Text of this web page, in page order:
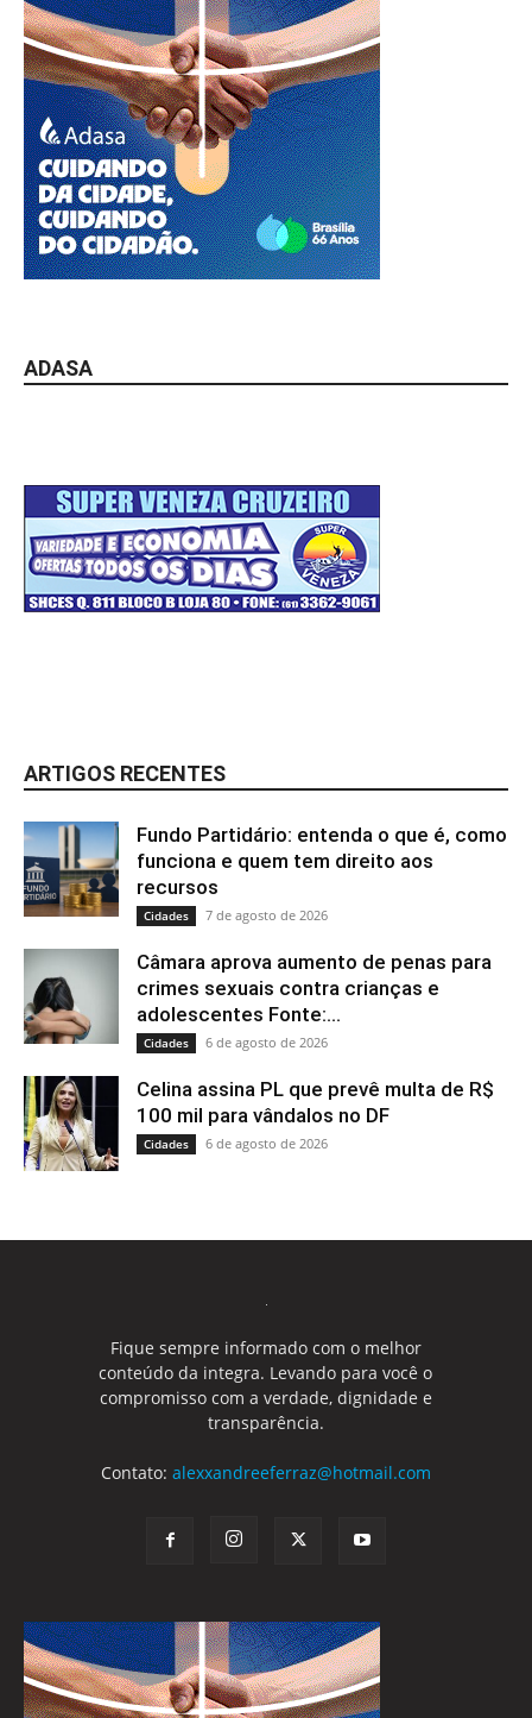
ADASA
ARTIGOS RECENTES
Fundo Partidário: entenda o que é, como
funciona e quem tem direito aos
recursos
Cidades 7 de agosto de 2026
Câmara aprova aumento de penas para
crimes sexuais contra crianças e
adolescentes Fonte:...
Cidades 6 de agosto de 2026
Celina assina PL que prevê multa de R$
100 mil para vândalos no DF
Cidades 6 de agosto de 2026
Fique sempre informado com o melhor
conteúdo da integra. Levando para você o
compromisso com a verdade, dignidade e
transparência.
Contato: alexxandreeferraz@hotmail.com